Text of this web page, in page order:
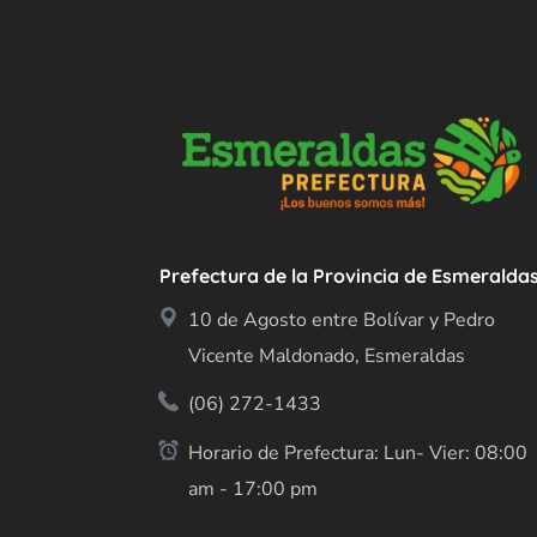
Prefectura de la Provincia de
10 de Agosto entre Bolívar y Pedro
Vicente Maldonado, Esmeraldas
(06) 272-1433
Horario de Prefectura: Lun- Vier: 08:00
am - 17:00 pm